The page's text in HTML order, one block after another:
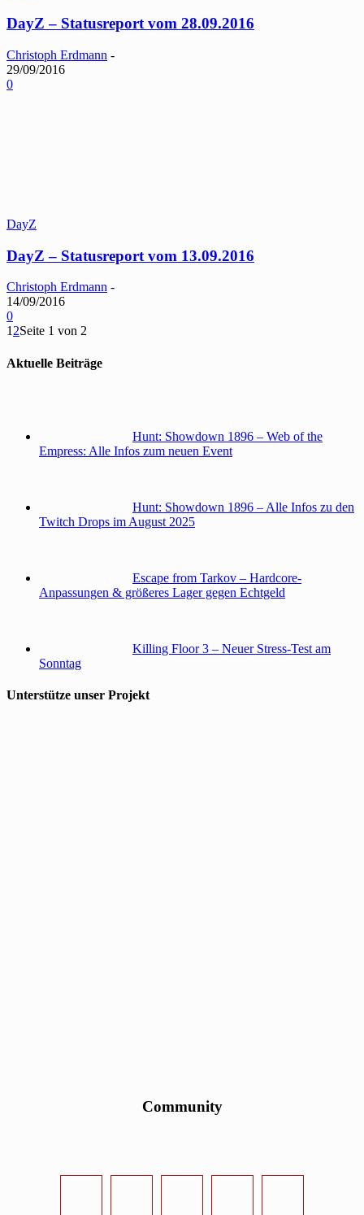
DayZ – Statusreport vom 28.09.2016
Christoph Erdmann -
29/09/2016
0
DayZ
DayZ – Statusreport vom 13.09.2016
Christoph Erdmann -
14/09/2016
0
1 2Seite 1 von 2
Aktuelle Beiträge
Hunt: Showdown 1896 – Web of the
Empress: Alle Infos zum neuen Event
Hunt: Showdown 1896 – Alle Infos zu den
Twitch Drops im August 2025
Escape from Tarkov – Hardcore-
Anpassungen & größeres Lager gegen Echtgeld
Killing Floor 3 – Neuer Stress-Test am
Sonntag
Unterstütze unser Projekt
Community